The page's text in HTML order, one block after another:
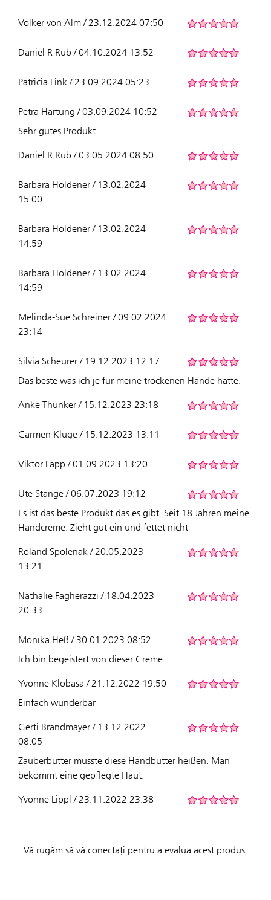
Volker von Alm / 23.12.2024 07:50
Daniel R Rub / 04.10.2024 13:52
Patricia Fink / 23.09.2024 05:23
Petra Hartung / 03.09.2024 10:52
Sehr gutes Produkt
Daniel R Rub / 03.05.2024 08:50
Barbara Holdener / 13.02.2024
15:00
Barbara Holdener / 13.02.2024
14:59
Barbara Holdener / 13.02.2024
14:59
Melinda-Sue Schreiner / 09.02.2024
23:14
Silvia Scheurer / 19.12.2023 12:17
Das beste was ich je für meine trockenen Hände hatte.
Anke Thünker / 15.12.2023 23:18
Carmen Kluge / 15.12.2023 13:11
Viktor Lapp / 01.09.2023 13:20
Ute Stange / 06.07.2023 19:12
Es ist das beste Produkt das es gibt. Seit 18 Jahren meine
Handcreme. Zieht gut ein und fettet nicht
Roland Spolenak / 20.05.2023
13:21
Nathalie Fagherazzi / 18.04.2023
20:33
Monika Heß / 30.01.2023 08:52
Ich bin begeistert von dieser Creme
Yvonne Klobasa / 21.12.2022 19:50
Einfach wunderbar
Gerti Brandmayer / 13.12.2022
08:05
Zauberbutter müsste diese Handbutter heißen. Man
bekommt eine gepflegte Haut.
Yvonne Lippl / 23.11.2022 23:38
Vă rugăm să vă conectați pentru a evalua acest produs.